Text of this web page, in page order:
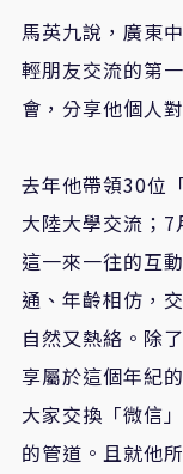
馬英九說，廣東
輕朋友交流的第
會，分享他個人
去年他帶領30位
大陸大學交流；7
這一來一往的互
通、年齡相仿，
自然又熱絡。除
享屬於這個年紀
大家交換「微信
的管道。且就他